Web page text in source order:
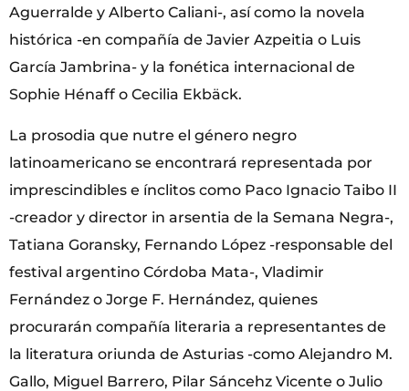
Aguerralde y Alberto Caliani-, así como la novela
histórica -en compañía de Javier Azpeitia o Luis
García Jambrina- y la fonética internacional de
Sophie Hénaff o Cecilia Ekbäck.
La prosodia que nutre el género negro
latinoamericano se encontrará representada por
imprescindibles e ínclitos como Paco Ignacio Taibo II
-creador y director in arsentia de la Semana Negra-,
Tatiana Goransky, Fernando López -responsable del
festival argentino Córdoba Mata-, Vladimir
Fernández o Jorge F. Hernández, quienes
procurarán compañía literaria a representantes de
la literatura oriunda de Asturias -como Alejandro M.
Gallo, Miguel Barrero, Pilar Sáncehz Vicente o Julio